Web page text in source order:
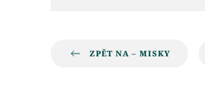
ZPĚT NA – MISKY